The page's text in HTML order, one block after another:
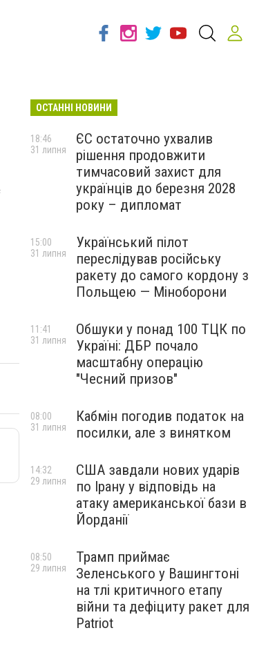
ОСТАННІ НОВИНИ
ЄС остаточно ухвалив
рішення продовжити
тимчасовий захист для
українців до березня 2028
року – дипломат
18:46
31 липня
Український пілот
переслідував російську
ракету до самого кордону з
Польщею — Міноборони
15:00
31 липня
Обшуки у понад 100 ТЦК по
Україні: ДБР почало
масштабну операцію
"Чесний призов"
11:41
31 липня
Кабмін погодив податок на
посилки, але з винятком
08:00
31 липня
США завдали нових ударів
по Ірану у відповідь на
атаку американської бази в
Йорданії
14:32
29 липня
Трамп приймає
Зеленського у Вашингтоні
на тлі критичного етапу
війни та дефіциту ракет для
Patriot
08:50
29 липня